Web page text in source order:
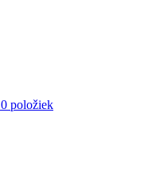
0 položiek